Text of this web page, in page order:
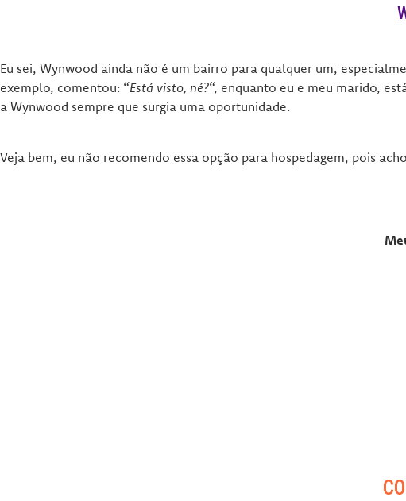
Eu sei, Wynwood ainda não é um bairro para qualquer um,
exemplo, comentou: “Está visto, né?“, enquanto eu e meu marido,
a Wynwood sempre que surgia uma oportunidade.
Veja bem, eu não recomendo essa opção para hospedagem, pois